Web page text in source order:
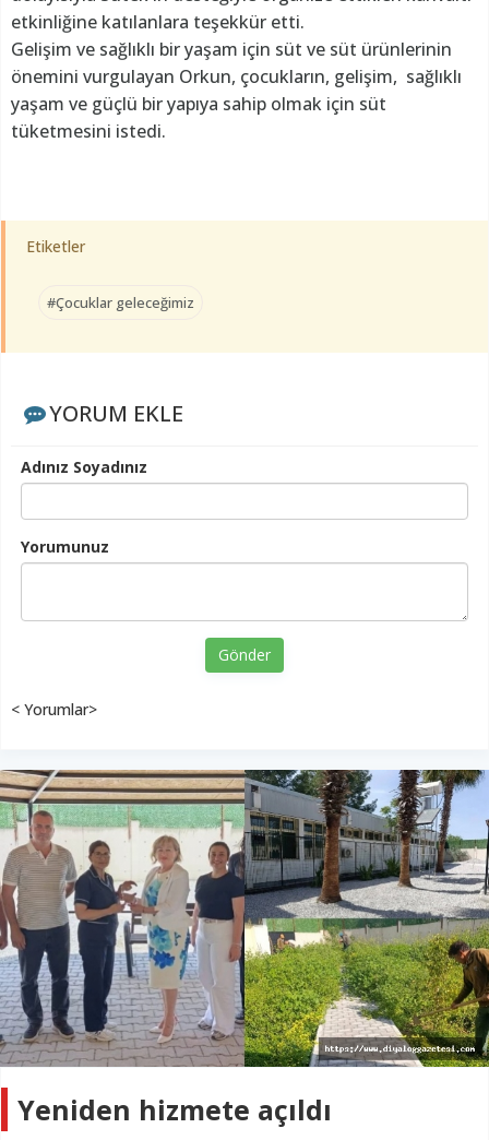
etkinliğine katılanlara teşekkür etti.
Gelişim ve sağlıklı bir yaşam için süt ve süt ürünlerinin
önemini vurgulayan Orkun, çocukların, gelişim, sağlıklı
yaşam ve güçlü bir yapıya sahip olmak için süt
tüketmesini istedi.
Etiketler
#Çocuklar geleceğimiz
YORUM EKLE
Adınız Soyadınız
Yorumunuz
Gönder
< Yorumlar>
Yeniden hizmete açıldı